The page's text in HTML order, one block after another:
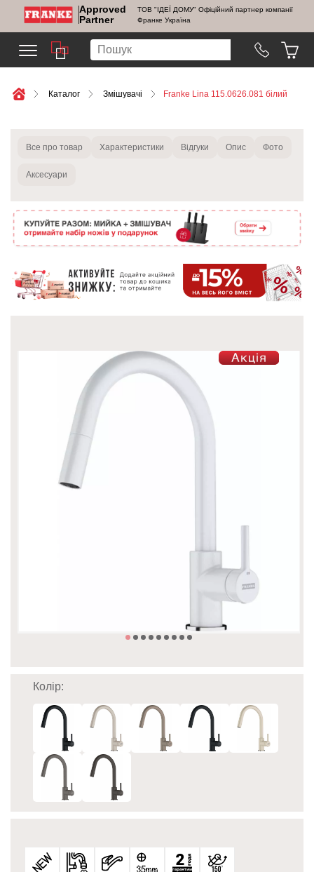
Approved
Partner
ТОВ "ІДЕЇ ДОМУ" Офіційний партнер компанії
Франке Україна
Каталог Змішувачі Franke Lina 115.0626.081 білий
Все про товар Характеристики Відгуки Опис Фото
Аксесуари
Колір: